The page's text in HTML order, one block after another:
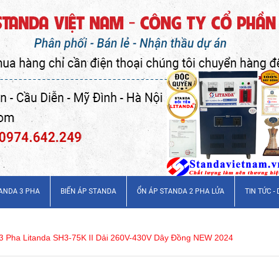
3 PHA BIẾN ÁP STANDA ỔN ÁP STANDA 2 PHA LỬA TIN TỨC -
Pha Litanda SH3-75K II Dải 260V-430V Dây Đồng NEW 2024